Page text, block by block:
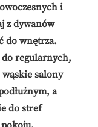
i
z dywanów
do wnętrza.
do regularnych,
salony
a
do stref